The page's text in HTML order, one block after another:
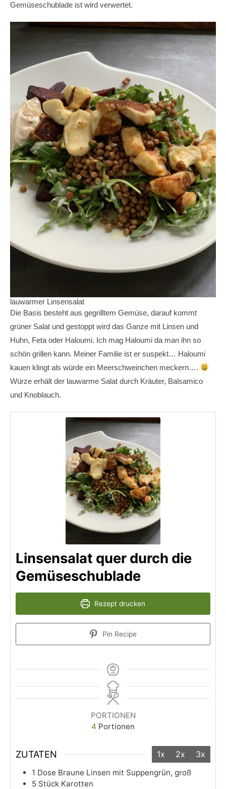
Gemüseschublade ist wird verwertet.
lauwarmer Linsensalat
Die Basis besteht aus gegrilltem Gemüse, darauf kommt
grüner Salat und gestoppt wird das Ganze mit Linsen und
Huhn, Feta oder Haloumi. Ich mag Haloumi da man ihn so
schön grillen kann. Meiner Familie ist er suspekt… Haloumi
kauen klingt als würde ein Meerschweinchen meckern….
Würze erhält der lauwarme Salat durch Kräuter, Balsamico
und Knoblauch.
Linsensalat quer durch die
Gemüseschublade
Rezept drucken
Pin Recipe
PORTIONEN
4 Portionen
ZUTATEN 1x 2x 3x
1 Dose Braune Linsen mit Suppengrün, groß
5 Stück Karotten